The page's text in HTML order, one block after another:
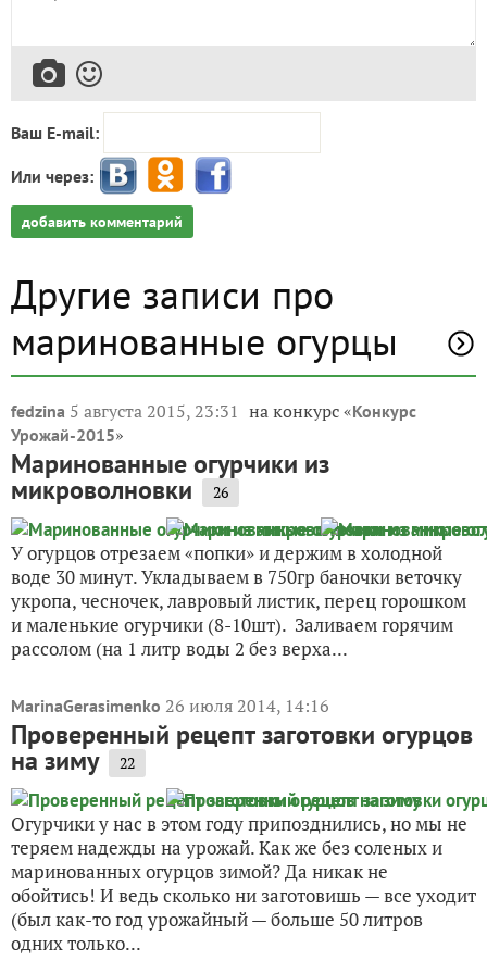
Ваш E-mail:
Или через:
добавить комментарий
Другие записи про
маринованные огурцы
fedzina 5 августа 2015, 23:31 на конкурс «Конкурс
Урожай-2015»
Маринованные огурчики из
микроволновки 26
У огурцов отрезаем «попки» и держим в холодной
воде 30 минут. Укладываем в 750гр баночки веточку
укропа, чесночек, лавровый листик, перец горошком
и маленькие огурчики (8-10шт). Заливаем горячим
рассолом (на 1 литр воды 2 без верха...
MarinaGerasimenko 26 июля 2014, 14:16
Проверенный рецепт заготовки огурцов
на зиму 22
Огурчики у нас в этом году припозднились, но мы не
теряем надежды на урожай. Как же без соленых и
маринованных огурцов зимой? Да никак не
обойтись! И ведь сколько ни заготовишь — все уходит
(был как-то год урожайный — больше 50 литров
одних только...